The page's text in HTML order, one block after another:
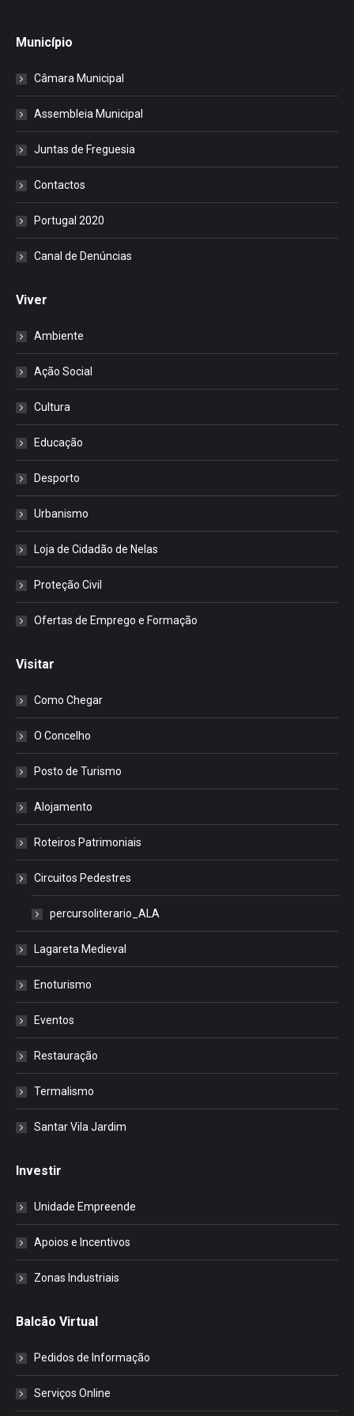
Município
Câmara Municipal
Assembleia Municipal
Juntas de Freguesia
Contactos
Portugal 2020
Canal de Denúncias
Viver
Ambiente
Ação Social
Cultura
Educação
Desporto
Urbanismo
Loja de Cidadão de Nelas
Proteção Civil
Ofertas de Emprego e Formação
Visitar
Como Chegar
O Concelho
Posto de Turismo
Alojamento
Roteiros Patrimoniais
Circuitos Pedestres
percursoliterario_ALA
Lagareta Medieval
Enoturismo
Eventos
Restauração
Termalismo
Santar Vila Jardim
Investir
Unidade Empreende
Apoios e Incentivos
Zonas Industriais
Balcão Virtual
Pedidos de Informação
Serviços Online